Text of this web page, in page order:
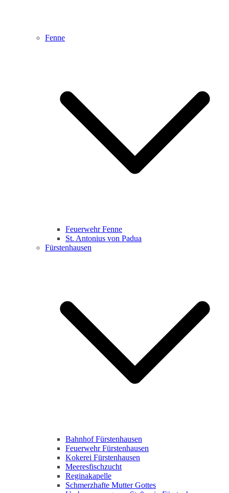
Fenne
Feuerwehr Fenne
St. Antonius von Padua
Fürstenhausen
Bahnhof Fürstenhausen
Feuerwehr Fürstenhausen
Kokerei Fürstenhausen
Meeresfischzucht
Reginakapelle
Schmerzhafte Mutter Gottes